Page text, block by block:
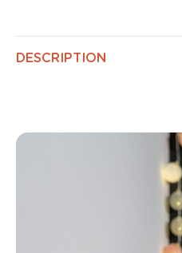
DESCRIPTION